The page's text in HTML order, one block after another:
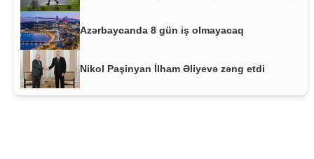
Azərbaycanda 8 gün iş olmayacaq
Nikol Paşinyan İlham Əliyevə zəng etdi